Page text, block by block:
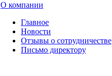
О компании
Главное
Новости
Отзывы о сотрудничестве
Письмо директору